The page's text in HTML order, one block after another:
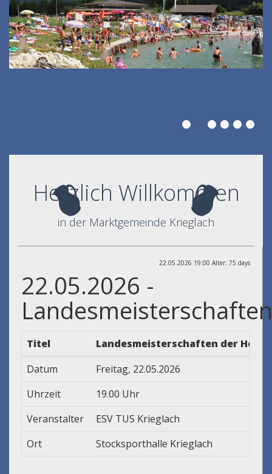
Herzlich Willkommen
in der Marktgemeinde Krieglach
22.05.2026 19:00 Alter: 75 days
22.05.2026 -
Landesmeisterschaften
Titel
Landesmeisterschaften der
Datum
Freitag, 22.05.2026
Uhrzeit
19.00 Uhr
Veranstalter
ESV TUS Krieglach
Ort
Stocksporthalle Krieglach